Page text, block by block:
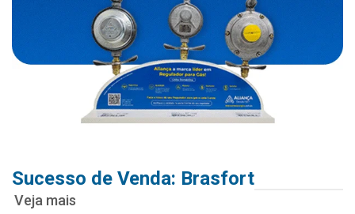
Sucesso de Venda: Brasfort
Veja mais